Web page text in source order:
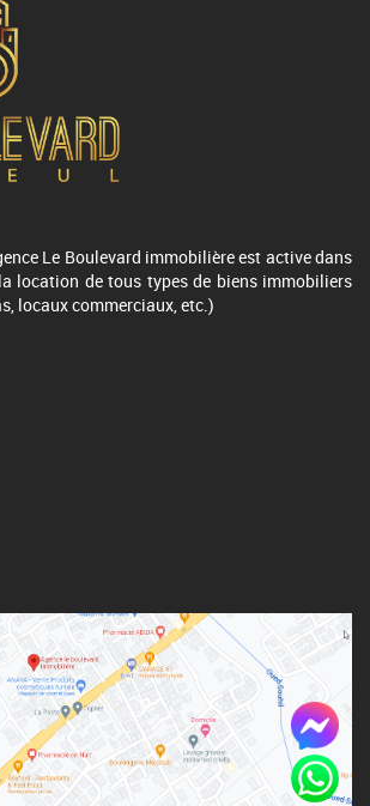
Le Boulevard immobilière est active dans
location de tous types de biens immobiliers
locaux commerciaux, etc.)